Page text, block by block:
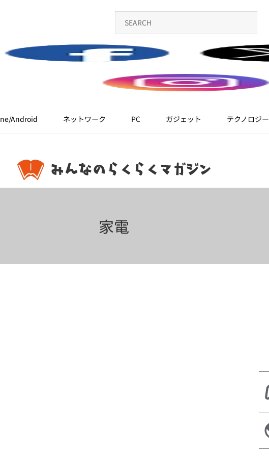
Android ネットワーク PC ガジェット テクノロジー
家電